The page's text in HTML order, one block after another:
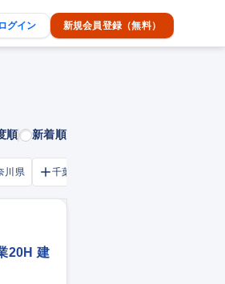
グイン 新規会員登録（無料）
順 新着順
川県 千葉市
20H 建